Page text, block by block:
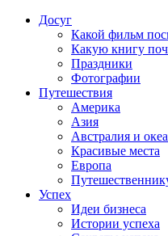
Досуг
Какой фильм
Какую книгу
Праздники
Фотографии
Путешествия
Америка
Азия
Австралия и
Красивые места
Европа
Успех
Идеи бизнеса
Истории успеха